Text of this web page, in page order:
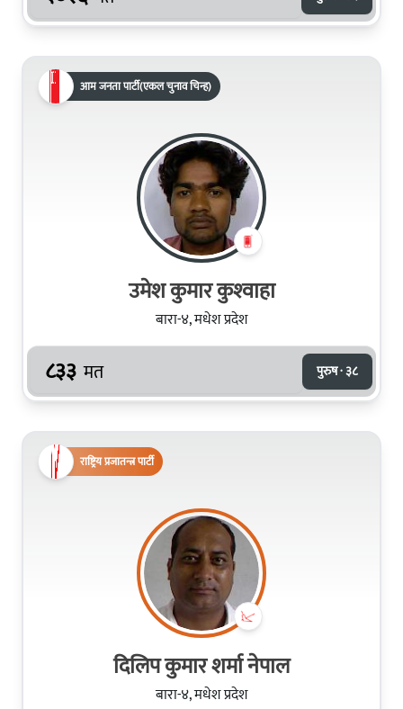
आम जनता पार्टी(एकल चुनाव चिन्ह)
उमेश कुमार कुश्‍वाहा
बारा-४, मधेश प्रदेश
८३३ मत पुरुष · ३८
राष्ट्रिय प्रजातन्त्र पार्टी
दिलिप कुमार शर्मा नेपाल
बारा-४, मधेश प्रदेश